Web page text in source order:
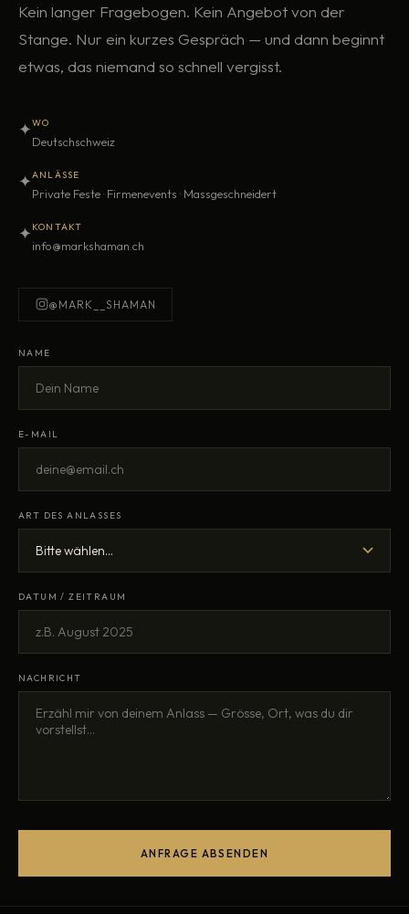
Kein langer Fragebogen. Kein Angebot von der
Stange. Nur ein kurzes Gespräch — und dann beginnt
etwas, das niemand so schnell vergisst.
✦WO
Deutschschweiz
✦ANLÄSSE
Private Feste · Firmenevents · Massgeschneidert
✦ KONTAKT
info@markshaman.ch
@MARK__SHAMAN
NAME
E-MAIL
ART DES ANLASSES
DATUM / ZEITRAUM
NACHRICHT
ANFRAGE ABSENDEN